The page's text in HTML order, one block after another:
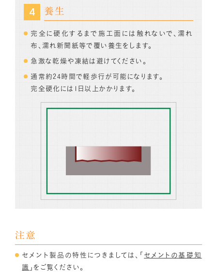
養生
完全に硬化するまで施工面には触れないで、濡れ
布、濡れ新聞紙等で覆い養生をします。
急激な乾燥や凍結は避けてください。
通常約24時間で軽歩行が可能になります。
完全硬化には1日以上かかります。
注意
セメント製品の特性につきましては、「 セメントの基礎知
識 」をご覧ください。